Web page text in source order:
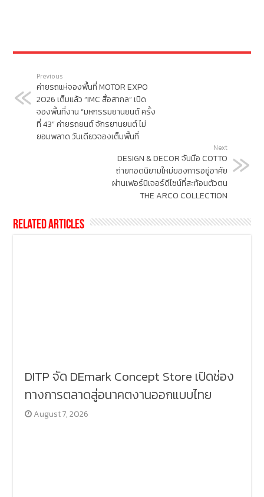
Previous
ค่ายรถแห่จองพื้นที่ MOTOR EXPO
2026 เต็มแล้ว “IMC สื่อสากล” เปิด
จองพื้นที่งาน “มหกรรมยานยนต์ ครั้ง
ที่ 43” ค่ายรถยนต์ จักรยานยนต์ ไม่
ยอมพลาด วันเดียวจองเต็มพื้นที่
Next
DESIGN & DECOR จับมือ COTTO
ถ่ายทอดนิยามใหม่ของการอยู่อาศัย
ผ่านเฟอร์นิเจอร์ดีไซน์ที่สะท้อนตัวตน
THE ARCO COLLECTION
Related Articles
DITP จัด DEmark Concept Store เปิดช่อง
ทางการตลาดสู่อนาคตงานออกแบบไทย
August 7, 2026